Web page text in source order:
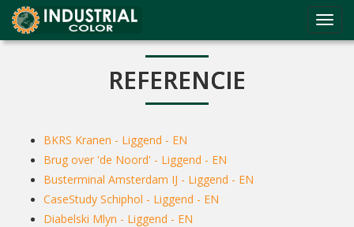
REFERENCIE
BKRS Kranen - Liggend - EN
Brug over 'de Noord' - Liggend - EN
Busterminal Amsterdam IJ - Liggend - EN
CaseStudy Schiphol - Liggend - EN
Diabelski Mlyn - Liggend - EN